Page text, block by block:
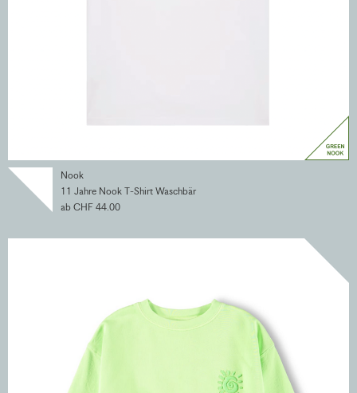
Nook
11 Jahre Nook T-Shirt Waschbär
ab CHF 44.00